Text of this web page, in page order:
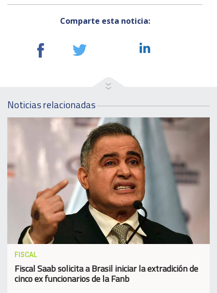
Comparte esta noticia:
Noticias relacionadas
FISCAL
Fiscal Saab solicita a Brasil iniciar la extradición de
cinco ex funcionarios de la Fanb